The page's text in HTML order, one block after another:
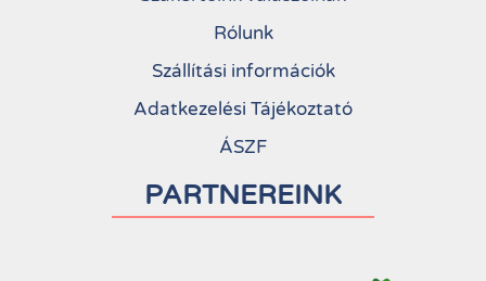
Rólunk
Szállítási információk
Adatkezelési Tájékoztató
ÁSZF
PARTNEREINK